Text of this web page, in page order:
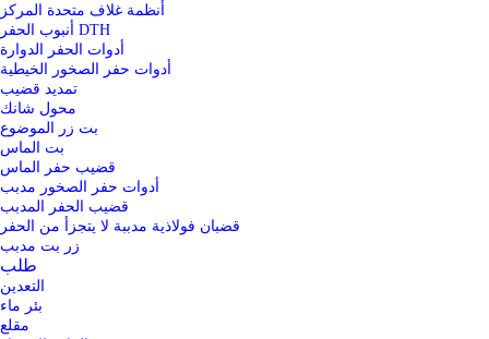
أنظمة غلاف متحدة المركز
أنبوب الحفر DTH
أدوات الحفر الدوارة
أدوات حفر الصخور الخيطية
تمديد قضيب
محول شانك
بت زر الموضوع
بت الماس
قضيب حفر الماس
أدوات حفر الصخور مدبب
قضيب الحفر المدبب
قضبان فولاذية مدببة لا يتجزأ من الحفر
زر بت مدبب
طلب
التعدين
بئر ماء
مقلع